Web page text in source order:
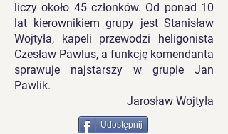
liczy około 45 członków. Od ponad 10
lat kierownikiem grupy jest Stanisław
Wojtyła, kapeli przewodzi heligonista
Czesław Pawlus, a funkcję komendanta
sprawuje najstarszy w grupie Jan
Pawlik.
Jarosław Wojtyła
Udostępnij